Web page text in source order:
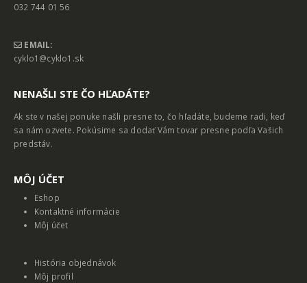
032 744 01 56
EMAIL:
cyklo1@cyklo1.sk
NENAŠLI STE ČO HĽADÁTE?
Ak ste v našej ponuke našli presne to, čo hľadáte, budeme radi, keď
sa nám ozvete. Pokúsime sa dodať Vám tovar presne podľa Vašich
predstáv.
MȎJ ÚČET
Eshop
Kontaktné informácie
Môj účet
História objednávok
Môj profil